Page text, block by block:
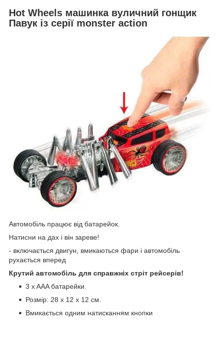
Hot Wheels машинка вуличний гонщик
Павук із серії monster action
Автомобіль працює від батарейок.
Натисни на дах і він зареве!
- включається двигун, вмикаються фари і автомобіль
рухається вперед
Крутий автомобіль для справжніх стріт рейсерів!
3 x AAA батарейки.
Розмір: 28 x 12 x 12 см.
Вмикається одним натисканням кнопки